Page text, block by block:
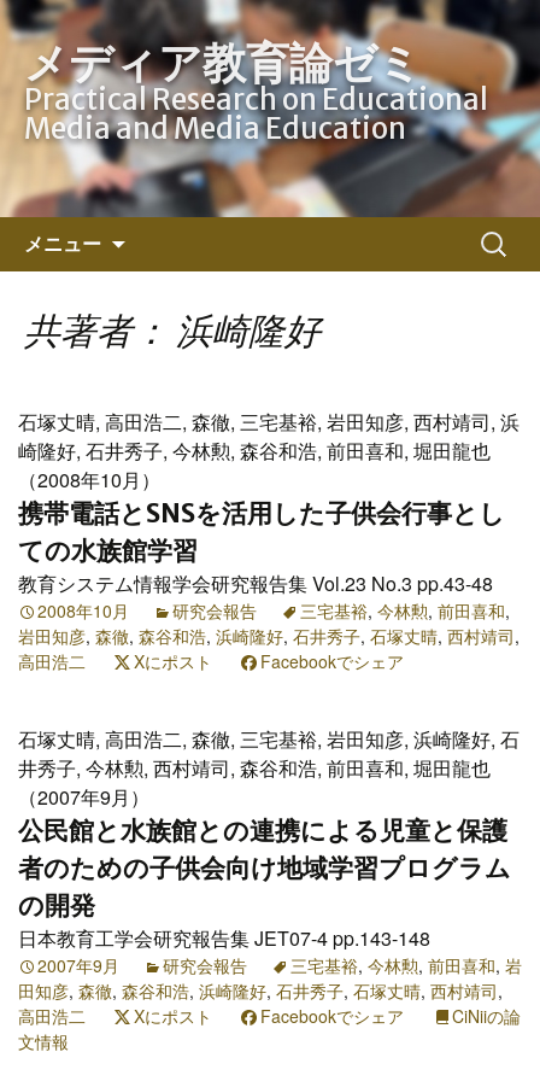
メディア教育論ゼミ
Practical Research on Educational
Media and Media Education
メニュー
ン
ツ
キ
ッ
プ
検
索:
共著者： 浜崎隆好
石塚丈晴, 高田浩二, 森徹, 三宅基裕, 岩田知彦, 西村靖司, 浜
崎隆好, 石井秀子, 今林勲, 森谷和浩, 前田喜和, 堀田龍也
（2008年10月）
携帯電話とSNSを活用した子供会行事とし
ての水族館学習
教育システム情報学会研究報告集 Vol.23 No.3 pp.43-48
2008年10月 研究会報告 三宅基裕, 今林勲, 前田喜和,
岩田知彦, 森徹, 森谷和浩, 浜崎隆好, 石井秀子, 石塚丈晴, 西村靖司,
高田浩二
Xにポスト Facebookでシェア
石塚丈晴, 高田浩二, 森徹, 三宅基裕, 岩田知彦, 浜崎隆好, 石
井秀子, 今林勲, 西村靖司, 森谷和浩, 前田喜和, 堀田龍也
（2007年9月）
公民館と水族館との連携による児童と保護
者のための子供会向け地域学習プログラム
の開発
日本教育工学会研究報告集 JET07-4 pp.143-148
2007年9月 研究会報告 三宅基裕, 今林勲, 前田喜和, 岩
田知彦, 森徹, 森谷和浩, 浜崎隆好, 石井秀子, 石塚丈晴, 西村靖司,
高田浩二
Xにポスト Facebookでシェア
CiNiiの論
文情報